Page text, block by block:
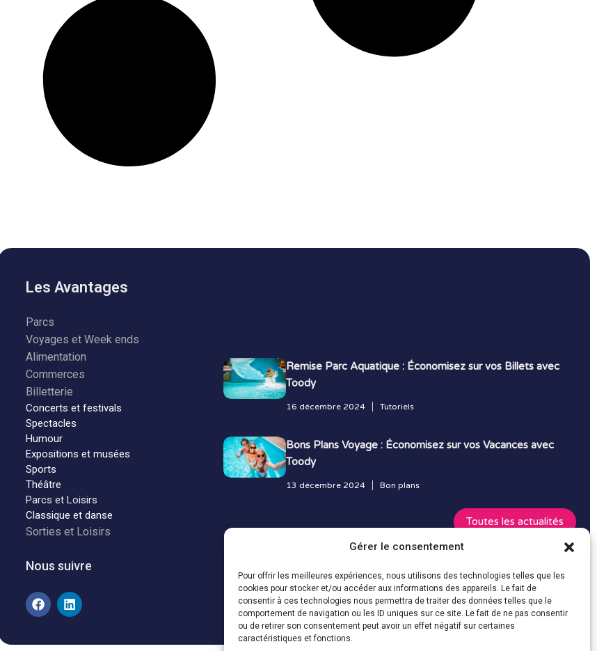
Gérer le consentement
Pour offrir les meilleures expériences, nous utilisons des technologies telles que les
cookies pour stocker et/ou accéder aux informations des appareils. Le fait de
consentir à ces technologies nous permettra de traiter des données telles que le
comportement de navigation ou les ID uniques sur ce site. Le fait de ne pas consentir
ou de retirer son consentement peut avoir un effet négatif sur certaines
caractéristiques et fonctions.
Les Avantages
Parcs
Voyages et Week ends
Alimentation
Commerces
Billetterie
Concerts et festivals
Spectacles
Humour
Expositions et musées
Sports
Théâtre
Parcs et Loisirs
Classique et danse
Sorties et Loisirs
Nous suivre
Remise Parc Aquatique : Économisez sur vos Billets avec
Toody
16 décembre 2024 Tutoriels
Bons Plans Voyage : Économisez sur vos Vacances avec
Toody
13 décembre 2024 Bon plans
Toutes les actualités